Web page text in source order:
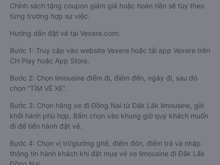
Chính sách tặng coupon giảm giá hoặc hoàn tiền sẽ tùy theo
từng trường hợp sự việc.
Hướng dẫn đặt vé tại Vexere.com:
Bước 1: Truy cập vào website Vexere hoặc tải app Vexere trên
CH Play hoặc App Store.
Bước 2: Chọn limousine điểm đi, điểm đến, ngày đi, sau đó
chọn “TÌM VÉ XE”.
Bước 3: Chọn hãng xe đi Đồng Nai từ Đắk Lắk limousine, giờ
khởi hành phù hợp. Bấm chọn vào khung giờ quý khách muốn
đi để tiến hành đặt vé.
Bước 4: Chọn vị trí/giường ghế, điểm đón, điểm trả và nhập
thông tin hành khách khi đặt mua vé xe limousine đi Đắk Lắk